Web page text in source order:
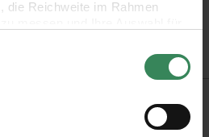
die Reichweite im Rahmen
und kann jederzeit über den
im Fußbereich der Seite
und den Empfängern der
Datenschutzerklärung.